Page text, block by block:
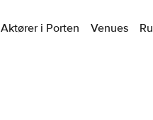
Aktører i Porten Venues